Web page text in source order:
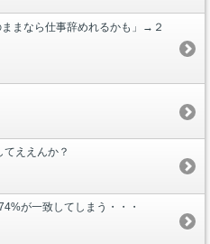
まなら仕事辞めれるかも」→２
ええんか？
が一致してしまう・・・